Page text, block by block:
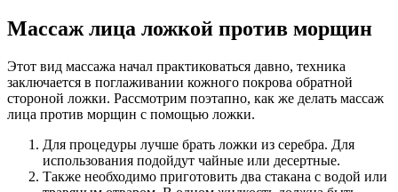
Массаж лица ложкой против морщин
Этот вид массажа начал практиковаться давно, техника
заключается в поглаживании кожного покрова обратной
стороной ложки. Рассмотрим поэтапно, как же делать массаж
лица против морщин с помощью ложки.
Для процедуры лучше брать ложки из серебра. Для
использования подойдут чайные или десертные.
Также необходимо приготовить два стакана с водой или